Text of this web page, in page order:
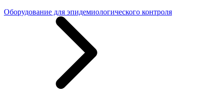
Оборудование для эпидемиологического контроля